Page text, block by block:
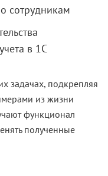
сотрудникам
в 1С
задачах, подкрепляя
из жизни
функционал
полученные